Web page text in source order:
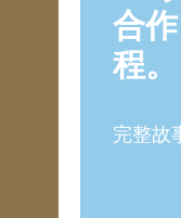
合
程。
完整故